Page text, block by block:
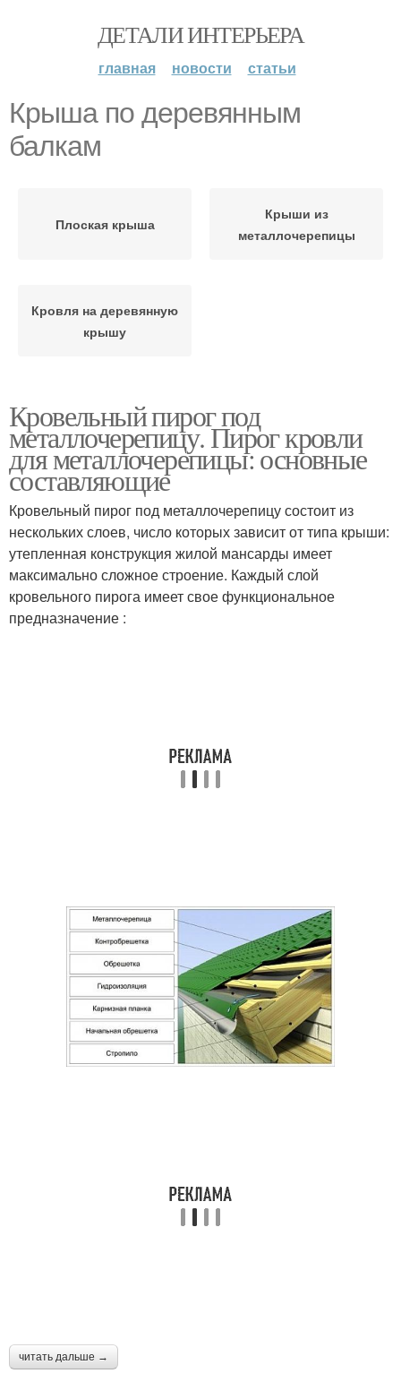
ДЕТАЛИ ИНТЕРЬЕРА
главная новости статьи
Крыша по деревянным
балкам
Плоская крыша
Крыши из
металлочерепицы
Кровля на деревянную
крышу
Кровельный пирог под
металлочерепицу. Пирог кровли
для металлочерепицы: основные
составляющие
Кровельный пирог под металлочерепицу состоит из
нескольких слоев, число которых зависит от типа крыши:
утепленная конструкция жилой мансарды имеет
максимально сложное строение. Каждый слой
кровельного пирога имеет свое функциональное
предназначение :
читать дальше →